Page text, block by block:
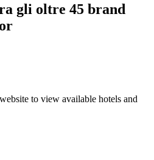
gli oltre 45 brand
to view available hotels and